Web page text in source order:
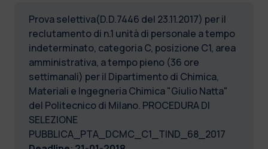
Prova selettiva(D.D.7446 del 23.11.2017) per il
reclutamento di n.1 unità di personale a tempo
indeterminato, categoria C, posizione C1, area
amministrativa, a tempo pieno (36 ore
settimanali) per il Dipartimento di Chimica,
Materiali e Ingegneria Chimica "Giulio Natta"
del Politecnico di Milano. PROCEDURA DI
SELEZIONE
PUBBLICA_PTA_DCMC_C1_TIND_68_2017